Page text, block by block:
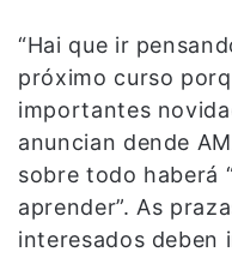
“Hai que ir
próximo curso
importantes
anuncian dende
sobre todo haberá
aprender”. As
interesados deben